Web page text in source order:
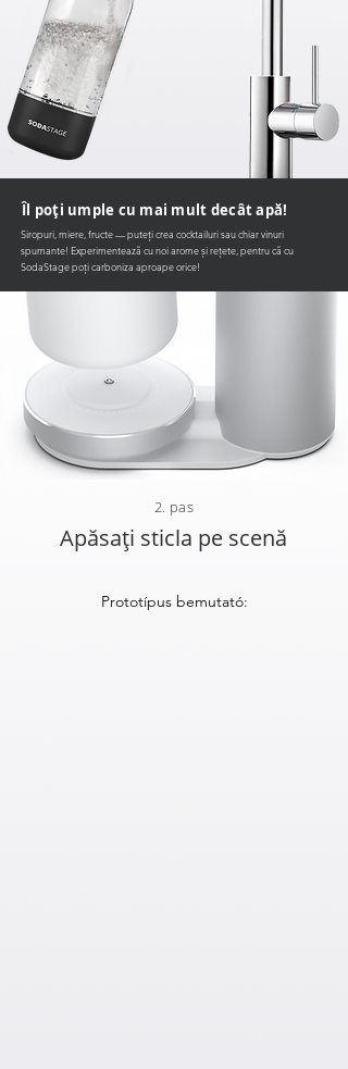
Îl poți umple cu mai mult decât apă!
Siropuri, miere, fructe — puteți crea cocktailuri sau chiar vinuri
spumante! Experimentează cu noi arome și rețete, pentru că cu
SodaStage poți carboniza aproape orice!
2. pas
Apăsați sticla pe scenă
Prototípus bemutató: